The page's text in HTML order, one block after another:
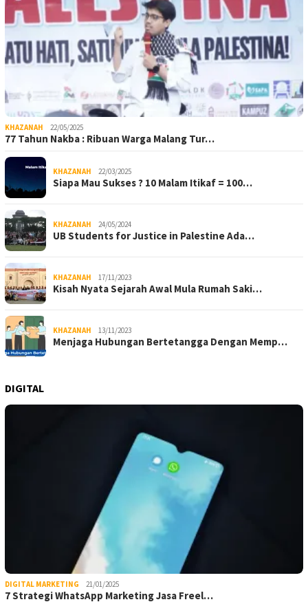
KHAZANAH 22/05/2025
77 Tahun Nakba : Ribuan Warga Malang Tur…
KHAZANAH 22/03/2025
Siapa Mau Sukses ? 10 Malam Itikaf = 100…
KHAZANAH 24/05/2024
UB Students for Justice in Palestine Ada…
KHAZANAH 17/11/2023
Kisah Nyata Sejarah Awal Mula Rumah Saki…
KHAZANAH 13/11/2023
Menjaga Hubungan Bertetangga Dengan Memp…
DIGITAL
DIGITAL MARKETING 21/01/2025
7 Strategi WhatsApp Marketing Jasa Freel…